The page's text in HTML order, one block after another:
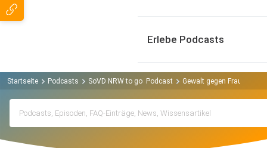
Erlebe Podcasts
Startseite Podcasts SoVD NRW to go Podcast Gewalt gegen Frauen -